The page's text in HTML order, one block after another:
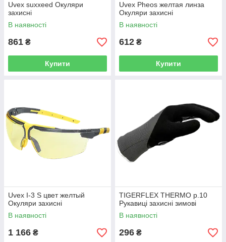
Uvex suxxeed Окуляри
захисні
В наявності
861 ₴
Купити
Uvex Pheos желтая линза
Окуляри захисні
В наявності
612 ₴
Купити
Uvex I-3 S цвет желтый
Окуляри захисні
В наявності
1 166 ₴
TIGERFLEX THERMO р.10
Рукавиці захисні зимові
В наявності
296 ₴